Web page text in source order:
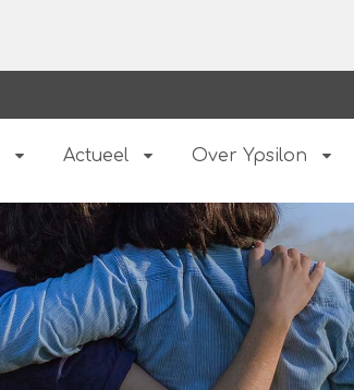
Actueel Over Ypsilon